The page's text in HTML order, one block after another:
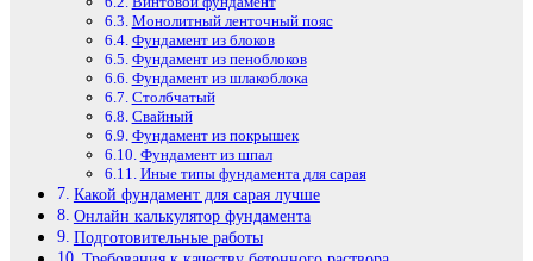
Монолитный ленточный пояс
Фундамент из блоков
Фундамент из пеноблоков
Фундамент из шлакоблока
Столбчатый
Свайный
Фундамент из покрышек
Фундамент из шпал
Иные типы фундамента для сарая
Какой фундамент для сарая лучше
Онлайн калькулятор фундамента
Подготовительные работы